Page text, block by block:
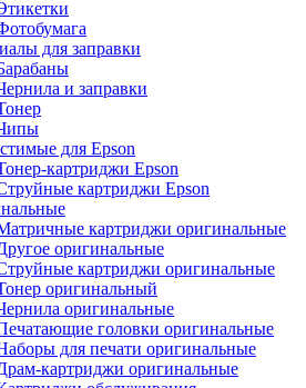
для заправки
и заправки
для Epson
картриджи Epson
картриджи Epson
картриджи оригинальные
оригинальные
картриджи оригинальные
оригинальный
оригинальные
головки оригинальные
для печати оригинальные
картриджи оригинальные